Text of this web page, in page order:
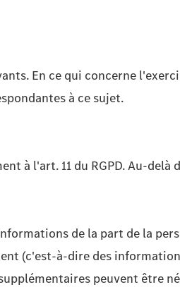
En ce qui concerne
à ce sujet.
à l'art. 11 du RGPD. Au-delà
de la part de la
(c'est-à-dire des
peuvent être